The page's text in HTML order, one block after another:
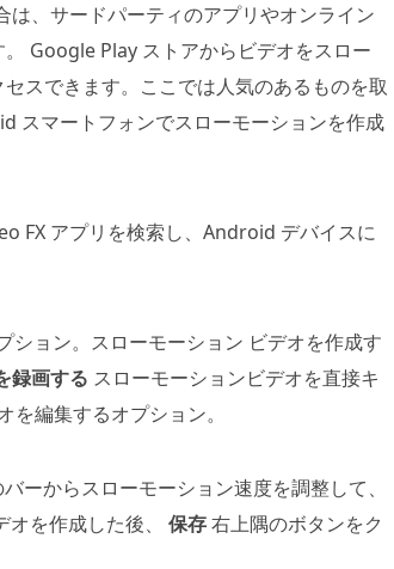
、サードパーティのアプリやオンライン
Google Play ストアからビデオをスロー
スできます。ここでは人気のあるものを取
スマートフォンでスローモーションを作成
FX アプリを検索し、Android デバイスに
ション。スローモーション ビデオを作成す
録画する スローモーションビデオを直接キ
を編集するオプション。
ーからスローモーション速度を調整して、
を作成した後、 保存右上隅のボタンをク